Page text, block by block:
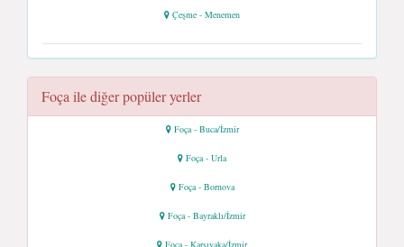
Çeşme - Menemen
Foça ile diğer popüler yerler
Foça - Buca/İzmir
Foça - Urla
Foça - Bornova
Foça - Bayraklı/İzmir
Foça - Karşıyaka/İzmir